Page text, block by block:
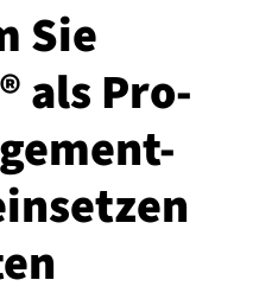
Sie
als Pro­